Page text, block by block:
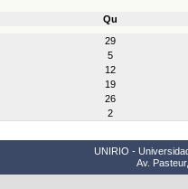
Qu
29
5
12
19
26
2
UNIRIO -
Av.